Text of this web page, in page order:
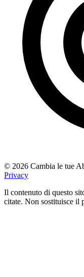
© 2026 Cambia le tue
Privacy
Il contenuto di questo
citate. Non sostituisce il